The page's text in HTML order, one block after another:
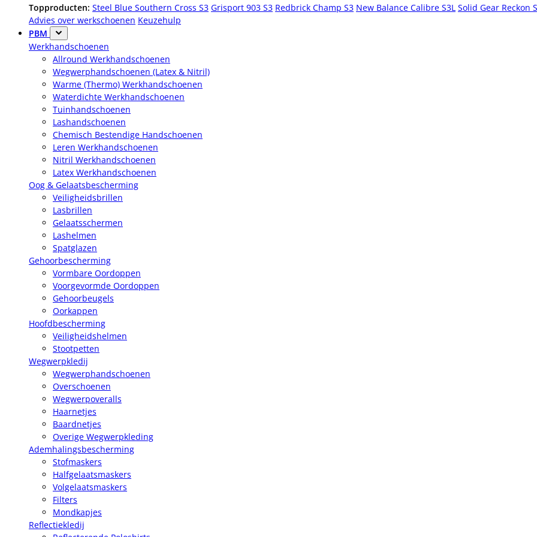
Topproducten: Steel Blue Southern Cross S3 Grisport 903 S3 Redbrick Champ S3 New Balance Calibre S3L Solid Gear Reckon
Advies over werkschoenen Keuzehulp
PBM
Werkhandschoenen
Allround Werkhandschoenen
Wegwerphandschoenen (Latex & Nitril)
Warme (Thermo) Werkhandschoenen
Waterdichte Werkhandschoenen
Tuinhandschoenen
Lashandschoenen
Chemisch Bestendige Handschoenen
Leren Werkhandschoenen
Nitril Werkhandschoenen
Latex Werkhandschoenen
Oog & Gelaatsbescherming
Veiligheidsbrillen
Lasbrillen
Gelaatsschermen
Lashelmen
Spatglazen
Gehoorbescherming
Vormbare Oordoppen
Voorgevormde Oordoppen
Gehoorbeugels
Oorkappen
Hoofdbescherming
Veiligheidshelmen
Stootpetten
Wegwerpkledij
Wegwerphandschoenen
Overschoenen
Wegwerpoveralls
Haarnetjes
Baardnetjes
Overige Wegwerpkleding
Ademhalingsbescherming
Stofmaskers
Halfgelaatsmaskers
Volgelaatsmaskers
Filters
Mondkapjes
Reflectiekledij